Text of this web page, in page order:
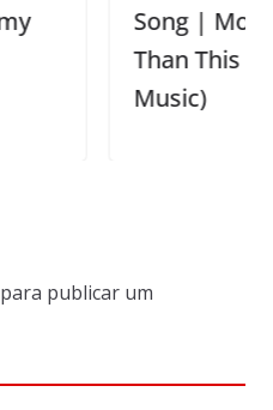
Song | More
Than This (Roxy
Music)
para publicar um